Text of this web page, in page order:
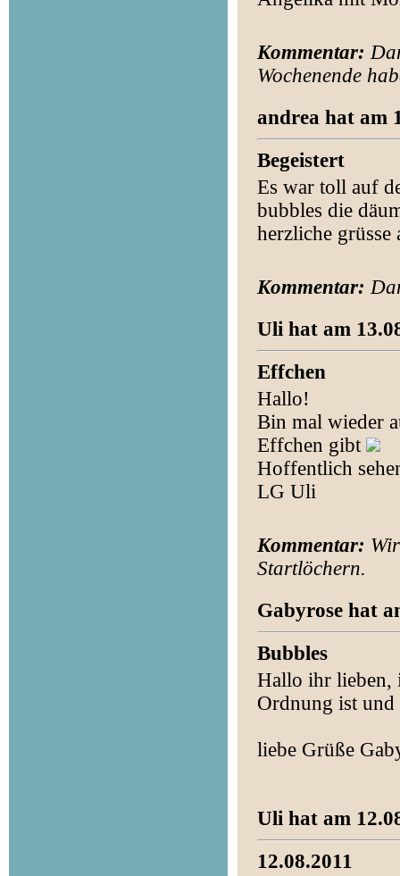
Kommentar:
Wochenende
andrea hat am
Begeistert
Es war toll auf
bubbles die
herzliche grüsse
Kommentar:
Uli hat am
Effchen
Hallo!
Bin mal wieder
Effchen gibt
Hoffentlich
LG Uli
Kommentar:
Startlöchern.
Gabyrose hat
Bubbles
Hallo ihr lieben,
Ordnung ist
liebe Grüße
Uli hat am
12.08.2011